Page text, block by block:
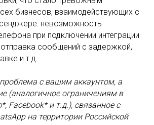
бизнесов, взаимодействующих с
невозможность
при подключении интеграции
сообщений с задержкой,
и т.д.
с вашим аккаунтом, а
(аналогичное ограничениям в
Facebook* и т.д.), связанное с
на территории Российской